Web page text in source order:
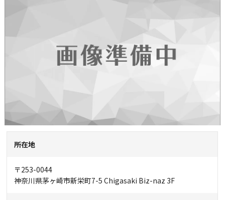
所在地
〒253-0044
神奈川県茅ヶ崎市新栄町7-5 Chigasaki Biz-naz 3F